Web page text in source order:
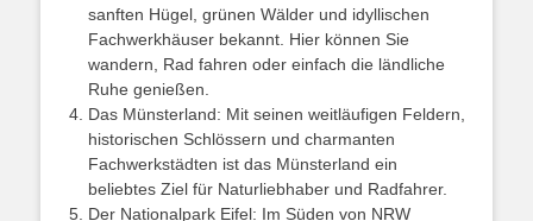
sanften Hügel, grünen Wälder und idyllischen
Fachwerkhäuser bekannt. Hier können Sie
wandern, Rad fahren oder einfach die ländliche
Ruhe genießen.
Das Münsterland: Mit seinen weitläufigen Feldern,
historischen Schlössern und charmanten
Fachwerkstädten ist das Münsterland ein
beliebtes Ziel für Naturliebhaber und Radfahrer.
Der Nationalpark Eifel: Im Süden von NRW